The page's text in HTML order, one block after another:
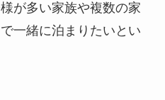
が多い家族や複数の家
一緒に泊まりたいとい